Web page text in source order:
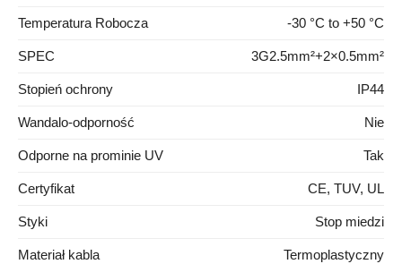
Temperatura Robocza -30 °C to +50 °C
SPEC 3G2.5mm²+2×0.5mm²
Stopień ochrony IP44
Wandalo-odporność Nie
Odporne na prominie UV Tak
Certyfikat CE, TUV, UL
Styki Stop miedzi
Materiał kabla Termoplastyczny